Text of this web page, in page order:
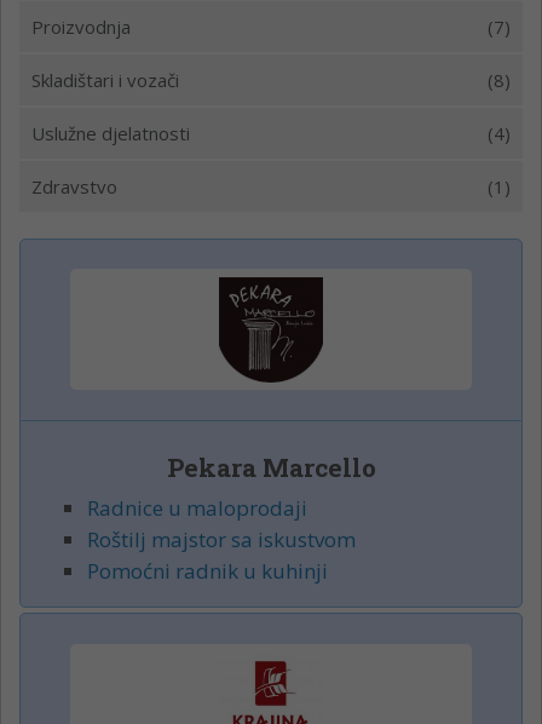
Proizvodnja (7)
Skladištari i vozači (8)
Uslužne djelatnosti (4)
Zdravstvo (1)
Pekara Marcello
Radnice u maloprodaji
Roštilj majstor sa iskustvom
Pomoćni radnik u kuhinji